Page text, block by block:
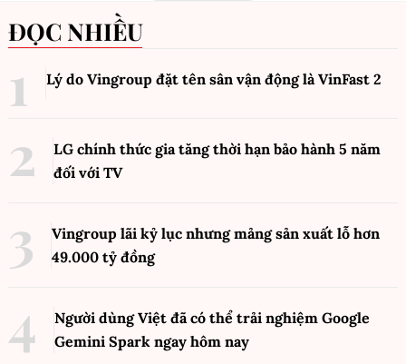
ĐỌC NHIỀU
Lý do Vingroup đặt tên sân vận động là VinFast 2
LG chính thức gia tăng thời hạn bảo hành 5 năm
đối với TV
Vingroup lãi kỷ lục nhưng mảng sản xuất lỗ hơn
49.000 tỷ đồng
Người dùng Việt đã có thể trải nghiệm Google
Gemini Spark ngay hôm nay